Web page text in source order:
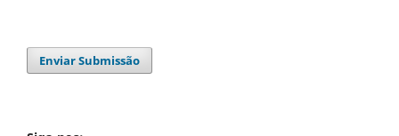
Enviar Submissão